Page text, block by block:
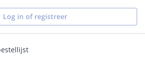
Log in of registreer